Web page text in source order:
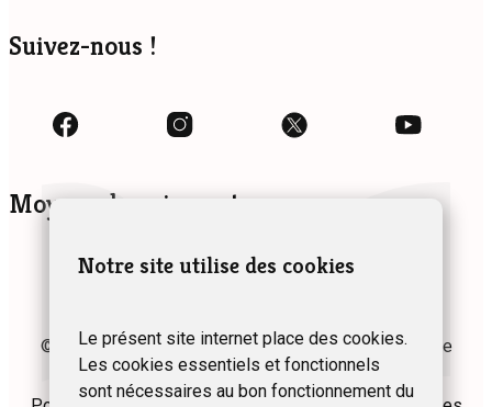
Suivez-nous !
Moyens de paiement
© 2024 Fédération des Gîtes et Chambres d’hôtes de
Wallonie asbl
Notre site utilise des cookies
Le présent site internet place des cookies.
Les cookies essentiels et fonctionnels
sont nécessaires au bon fonctionnement du